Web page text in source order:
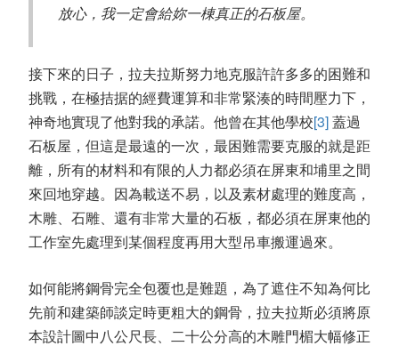
放心，我一定會給妳一棟真正的石板屋。
接下來的日子，拉夫拉斯努力地克服許許多多的困難和
挑戰，在極拮据的經費運算和非常緊湊的時間壓力下，
神奇地實現了他對我的承諾。他曾在其他學校[3]蓋過
石板屋，但這是最遠的一次，最困難需要克服的就是距
離，所有的材料和有限的人力都必須在屏東和埔里之間
來回地穿越。因為載送不易，以及素材處理的難度高，
木雕、石雕、還有非常大量的石板，都必須在屏東他的
工作室先處理到某個程度再用大型吊車搬運過來。
如何能將鋼骨完全包覆也是難題，為了遮住不知為何比
先前和建築師談定時更粗大的鋼骨，拉夫拉斯必須將原
本設計圖中八公尺長、二十公分高的木雕門楣大幅修正